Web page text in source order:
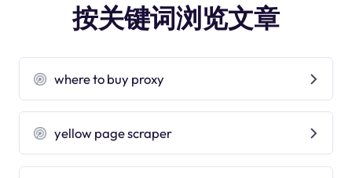
按关键词浏览文章
where to buy proxy
yellow page scraper